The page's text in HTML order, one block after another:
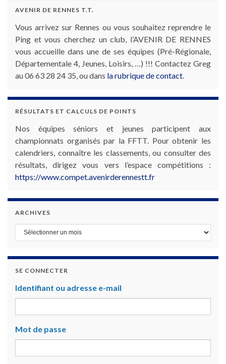
AVENIR DE RENNES T.T.
Vous arrivez sur Rennes ou vous souhaitez reprendre le
Ping et vous cherchez un club, l’AVENIR DE RENNES
vous accueille dans une de ses équipes (Pré-Régionale,
Départementale 4, Jeunes, Loisirs, …) !!! Contactez Greg
au 06 63 28 24 35, ou dans la rubrique de contact.
RÉSULTATS ET CALCULS DE POINTS
Nos équipes séniors et jeunes participent aux
championnats organisés par la FFTT. Pour obtenir les
calendriers, connaître les classements, ou consulter des
résultats, dirigez vous vers l’espace compétitions :
https://www.compet.avenirderennestt.fr
ARCHIVES
Archives
SE CONNECTER
Identifiant ou adresse e-mail
Mot de passe